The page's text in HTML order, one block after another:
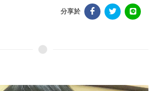
分享於